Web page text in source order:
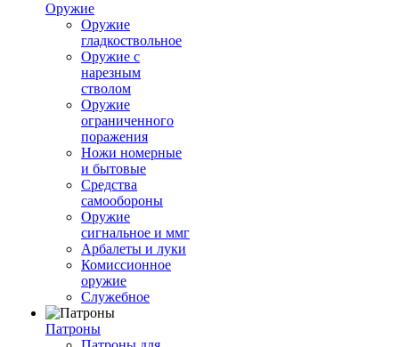
Оружие
Оружие
гладкоствольное
Оружие с
нарезным
стволом
Оружие
ограниченного
поражения
Ножи номерные
и бытовые
Средства
самообороны
Оружие
сигнальное и ммг
Арбалеты и луки
Комиссионное
оружие
Служебное
Патроны